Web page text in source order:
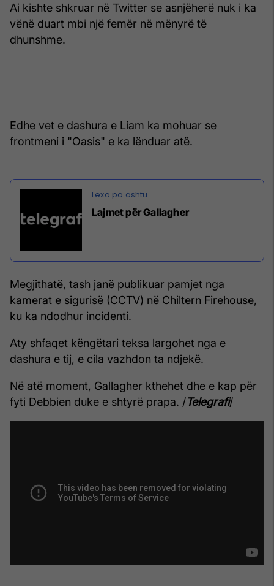
Ai kishte shkruar në Twitter se asnjëherë nuk i ka
vënë duart mbi një femër në mënyrë të
dhunshme.
Edhe vet e dashura e Liam ka mohuar se
frontmeni i "Oasis" e ka lënduar atë.
Lajmet për Gallagher
Megjithatë, tash janë publikuar pamjet nga
kamerat e sigurisë (CCTV) në Chiltern Firehouse,
ku ka ndodhur incidenti.
Aty shfaqet këngëtari teksa largohet nga e
dashura e tij, e cila vazhdon ta ndjekë.
Në atë moment, Gallagher kthehet dhe e kap për
fyti Debbien duke e shtyrë prapa. /Telegrafi/